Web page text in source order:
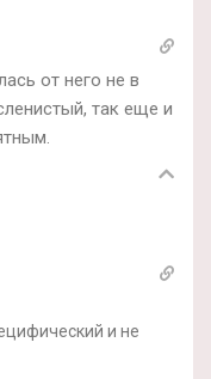
от него не в
так еще и
и не